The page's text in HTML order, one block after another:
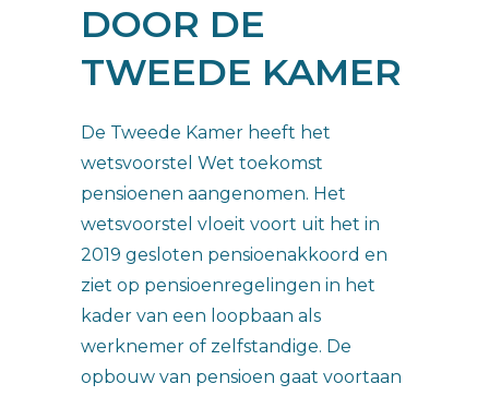
DOOR DE
TWEEDE KAMER
De Tweede Kamer heeft het
wetsvoorstel Wet toekomst
pensioenen aangenomen. Het
wetsvoorstel vloeit voort uit het in
2019 gesloten pensioenakkoord en
ziet op pensioenregelingen in het
kader van een loopbaan als
werknemer of zelfstandige. De
opbouw van pensioen gaat voortaan